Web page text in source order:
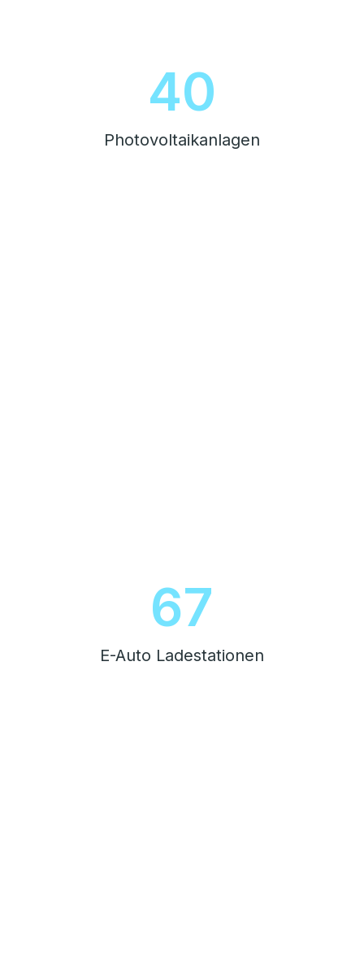
45
Photovoltaikanlagen
76
E-Auto Ladestationen